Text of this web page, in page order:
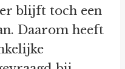
blijft toch een
Daarom heeft